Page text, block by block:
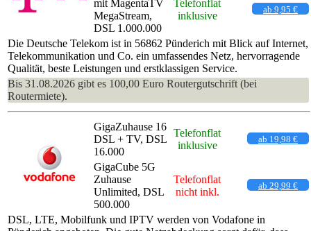
mit MagentaTV
MegaStream,
DSL 1.000.000
Telefonflat
inklusive
ab 9,95 €
Die Deutsche Telekom ist in 56862 Pünderich mit Blick auf Internet,
Telekommunikation und Co. ein umfassendes Netz, hervorragende
Qualität, beste Leistungen und erstklassigen Service.
Bis 31.08.2026 gibt es 100,00 Euro Routergutschrift (bei
Routermiete).
GigaZuhause 16
DSL + TV, DSL
16.000
Telefonflat
inklusive
ab 19,98 €
GigaCube 5G
Zuhause
Unlimited, DSL
500.000
Telefonflat
nicht inkl.
ab 29,99 €
DSL, LTE, Mobilfunk und IPTV werden von Vodafone in